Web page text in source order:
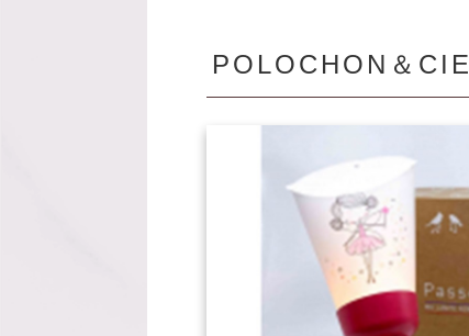
POLOCHON＆CIE